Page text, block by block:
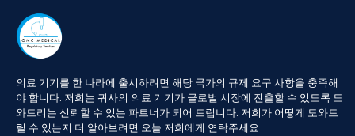
의료 기기를 한 나라에 출시하려면 해당 국가의 규제 요구 사항을 충족해
야 합니다. 저희는 귀사의 의료 기기가 글로벌 시장에 진출할 수 있도록 도
와드리는 신뢰할 수 있는 파트너가 되어 드립니다. 저희가 어떻게 도와드
릴 수 있는지 더 알아보려면 오늘 저희에게 연락주세요